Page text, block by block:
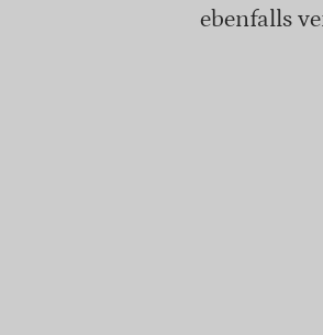
ebenfalls